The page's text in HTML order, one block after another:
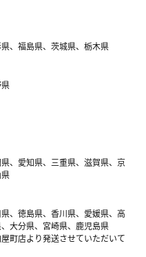
、福島県、茨城県、栃木県
、愛知県、三重県、滋賀県、京
、徳島県、香川県、愛媛県、高
大分県、宮崎県、鹿児島県
町店より発送させていただいて